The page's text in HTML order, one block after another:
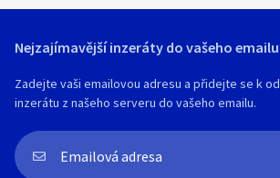
Nejzajímavější inzeráty do vašeho
Zadejte vaši emailovou adresu a přidejte se k
inzerátu z našeho serveru do vašeho emailu.